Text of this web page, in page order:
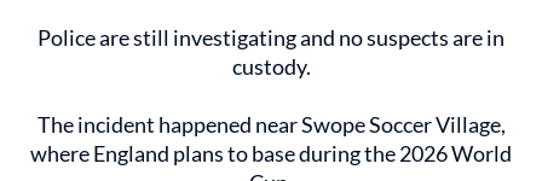
Police are still investigating and no suspects are in
custody.
The incident happened near Swope Soccer Village,
where England plans to base during the 2026 World